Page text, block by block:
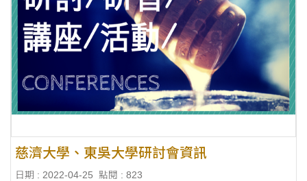
慈濟大學、東吳大學研討會資訊
日期 : 2022-04-25
點閱 : 823